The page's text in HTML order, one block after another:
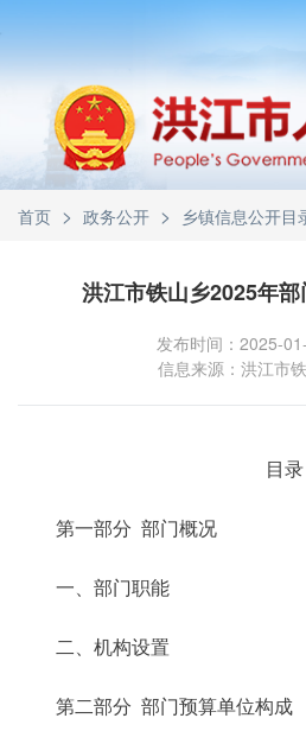
首页 > 政务公开 > 乡镇信息公开目
洪江市铁山乡2025年
发布时间：2025-
信息来源：洪江市
目录
第一部分 部门概况
一、部门职能
二、机构设置
第二部分 部门预算单位构成